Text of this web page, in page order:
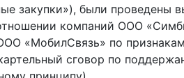
закупки»), были проведены
компаний ООО
«МобилСвязь» по
сговор по